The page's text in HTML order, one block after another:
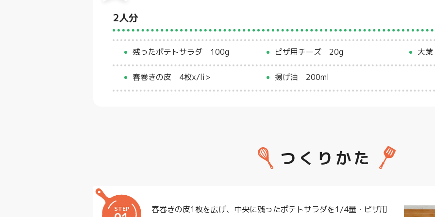
2人分
残ったポテトサラダ 100g ピザ用チーズ 20g 大
春巻きの皮 4枚x/li> 揚げ油 200ml
つくりかた
STEP 春巻きの皮1枚を広げ、中央に残ったポテトサラダを1/4量・ピザ用